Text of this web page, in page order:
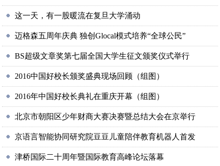
这一天，有一股暖流在复旦大学涌动
迈格森五周年庆典 独创Glocal模式培养“全球公民”
BS超级文章奖第七届全国大学生征文颁奖仪式举行
2016中国好校长颁奖盛典现场回顾（组图）
2016年中国好校长典礼在重庆开幕（组图）
北京市朝阳区少年财商大赛决赛暨总结大会在京举行
京语言智能协同研究院豆豆儿童陪伴教育机器人首发
津桥国际二十周年暨国际教育高峰论坛落幕